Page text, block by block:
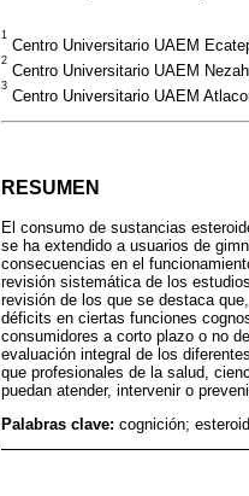
1
Centro Universitario UAEM
2
Centro Universitario UAEM
3
Centro Universitario UAEM
RESUMEN
El consumo de sustancias
se ha extendido a usuarios de
consecuencias en el
revisión sistemática de los
revisión de los que se destaca
déficits en ciertas funciones
consumidores a corto plazo o no
evaluación integral de los
que profesionales de la salud,
puedan atender, intervenir o
Palabras clave: cognición;